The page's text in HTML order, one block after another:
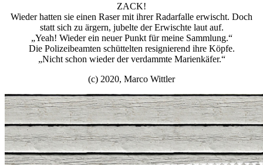
ZACK!
Wieder hatten sie einen Raser mit ihrer Radarfalle erwischt. Doch
statt sich zu ärgern, jubelte der Erwischte laut auf.
„Yeah! Wieder ein neuer Punkt für meine Sammlung.“
Die Polizeibeamten schüttelten resignierend ihre Köpfe.
„Nicht schon wieder der verdammte Marienkäfer.“
(c) 2020, Marco Wittler